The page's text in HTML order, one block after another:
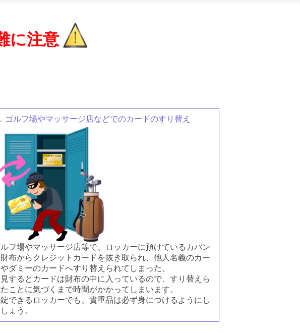
に注意
ゴルフ場やマッサージ店などでのカードのすり替え
ルフ場やマッサージ店等で、ロッカーに預けているカバン
布からクレジットカードを抜き取られ、他人名義のカー
やダミーのカードへすり替えられてしまった。
するとカードは財布の中に入っているので、すり替えら
ことに気づくまで時間がかかってしまいます。
できるロッカーでも、貴重品は必ず身につけるようにし
ょう。